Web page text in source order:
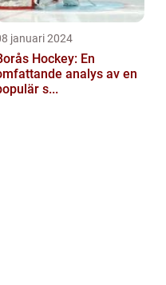
januari 2024
Hockey: En
analys av en
s...